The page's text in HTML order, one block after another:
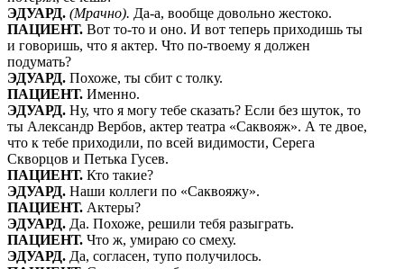
ЭДУАРД. (Мрачно). Да-а, вообще довольно жестоко.
ПАЦИЕНТ. Вот то-то и оно. И вот теперь приходишь ты
и говоришь, что я актер. Что по-твоему я должен
подумать?
ЭДУАРД. Похоже, ты сбит с толку.
ПАЦИЕНТ. Именно.
ЭДУАРД. Ну, что я могу тебе сказать? Если без шуток, то
ты Александр Вербов, актер театра «Саквояж». А те двое,
что к тебе приходили, по всей видимости, Серега
Скворцов и Петька Гусев.
ПАЦИЕНТ. Кто такие?
ЭДУАРД. Наши коллеги по «Саквояжу».
ПАЦИЕНТ. Актеры?
ЭДУАРД. Да. Похоже, решили тебя разыграть.
ПАЦИЕНТ. Что ж, умираю со смеху.
ЭДУАРД. Да, согласен, тупо получилось.